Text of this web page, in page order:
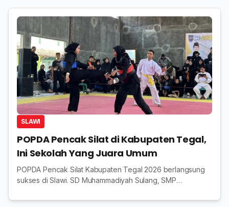
SLAWI
POPDA Pencak Silat di Kabupaten Tegal,
Ini Sekolah Yang Juara Umum
POPDA Pencak Silat Kabupaten Tegal 2026 berlangsung
sukses di Slawi. SD Muhammadiyah Sulang, SMP
sebagai juara umum.